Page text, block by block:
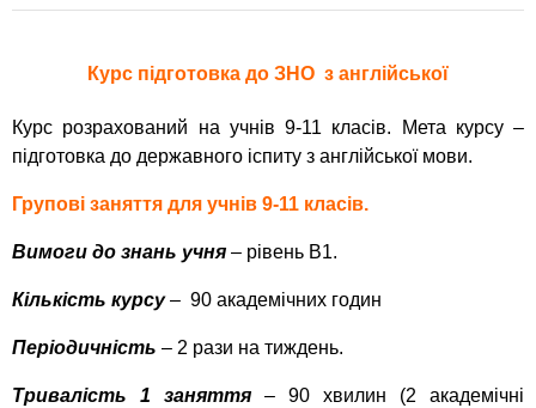
Курс підготовка до ЗНО з англійської
Курс розрахований на учнів 9-11 класів. Мета курсу –
підготовка до державного іспиту з англійської мови.
Групові заняття для учнів 9-11 класів.
Вимоги до знань учня – рівень В1.
Кількість курсу – 90 академічних годин
Періодичність – 2 рази на тиждень.
Тривалість 1 заняття
– 90 хвилин (2 академічні